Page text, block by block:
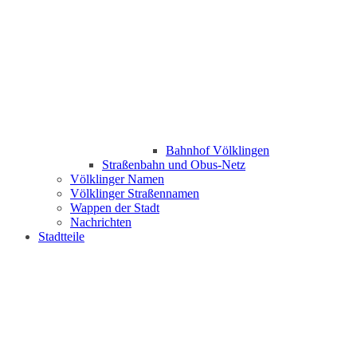
Bahnhof Völklingen
Straßenbahn und Obus-Netz
Völklinger Namen
Völklinger Straßennamen
Wappen der Stadt
Nachrichten
Stadtteile